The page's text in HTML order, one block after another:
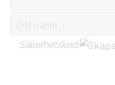
Säkerhetskod: